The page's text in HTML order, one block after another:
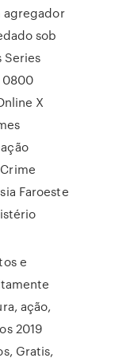
agregador
sob
Series
0800
X
Faroeste
e
ação,
2019
Gratis,